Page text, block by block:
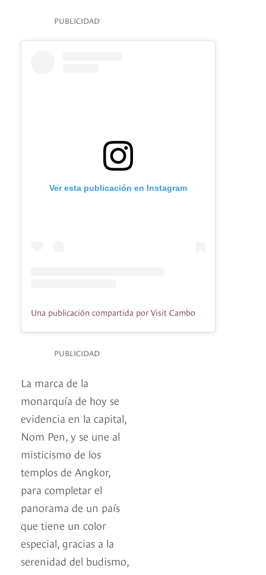
PUBLICIDAD
Ver esta publicación en Instagram
PUBLICIDAD
La marca de la
monarquía de hoy se
evidencia en la capital,
Nom Pen, y se une al
misticismo de los
templos de Angkor,
para completar el
panorama de un país
que tiene un color
especial, gracias a la
serenidad del budismo,